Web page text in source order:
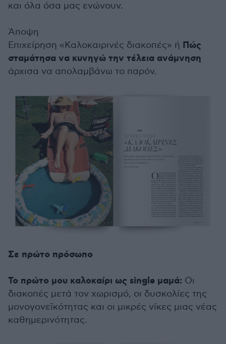
και όλα όσα μας ενώνουν.
Άποψη
Επιχείρηση «Καλοκαιρινές διακοπές» ή Πώς
σταμάτησα να κυνηγώ την τέλεια ανάμνηση
άρχισα να απολαμβάνω το παρόν.
Σε πρώτο πρόσωπο
Το πρώτο μου καλοκαίρι ως single μαμά: Οι
διακοπές μετά τον χωρισμό, οι δυσκολίες της
μονογονεϊκότητας και οι μικρές νίκες μιας νέας
καθημερινότητας.